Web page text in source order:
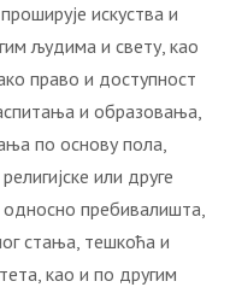
искуства и
људима и свету, као
право и доступност
и образовања,
по основу пола,
или друге
пребивалишта,
стања, тешкоћа и
као и по другим